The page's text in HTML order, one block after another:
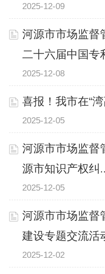
2025-12-09
河源市市场监督
二十六届中国专
2025-12-08
喜报！我市在“
2025-12-05
河源市市场监督
源市知识产权纠
2025-12-05
河源市市场监督
建设专题交流活
2025-12-02